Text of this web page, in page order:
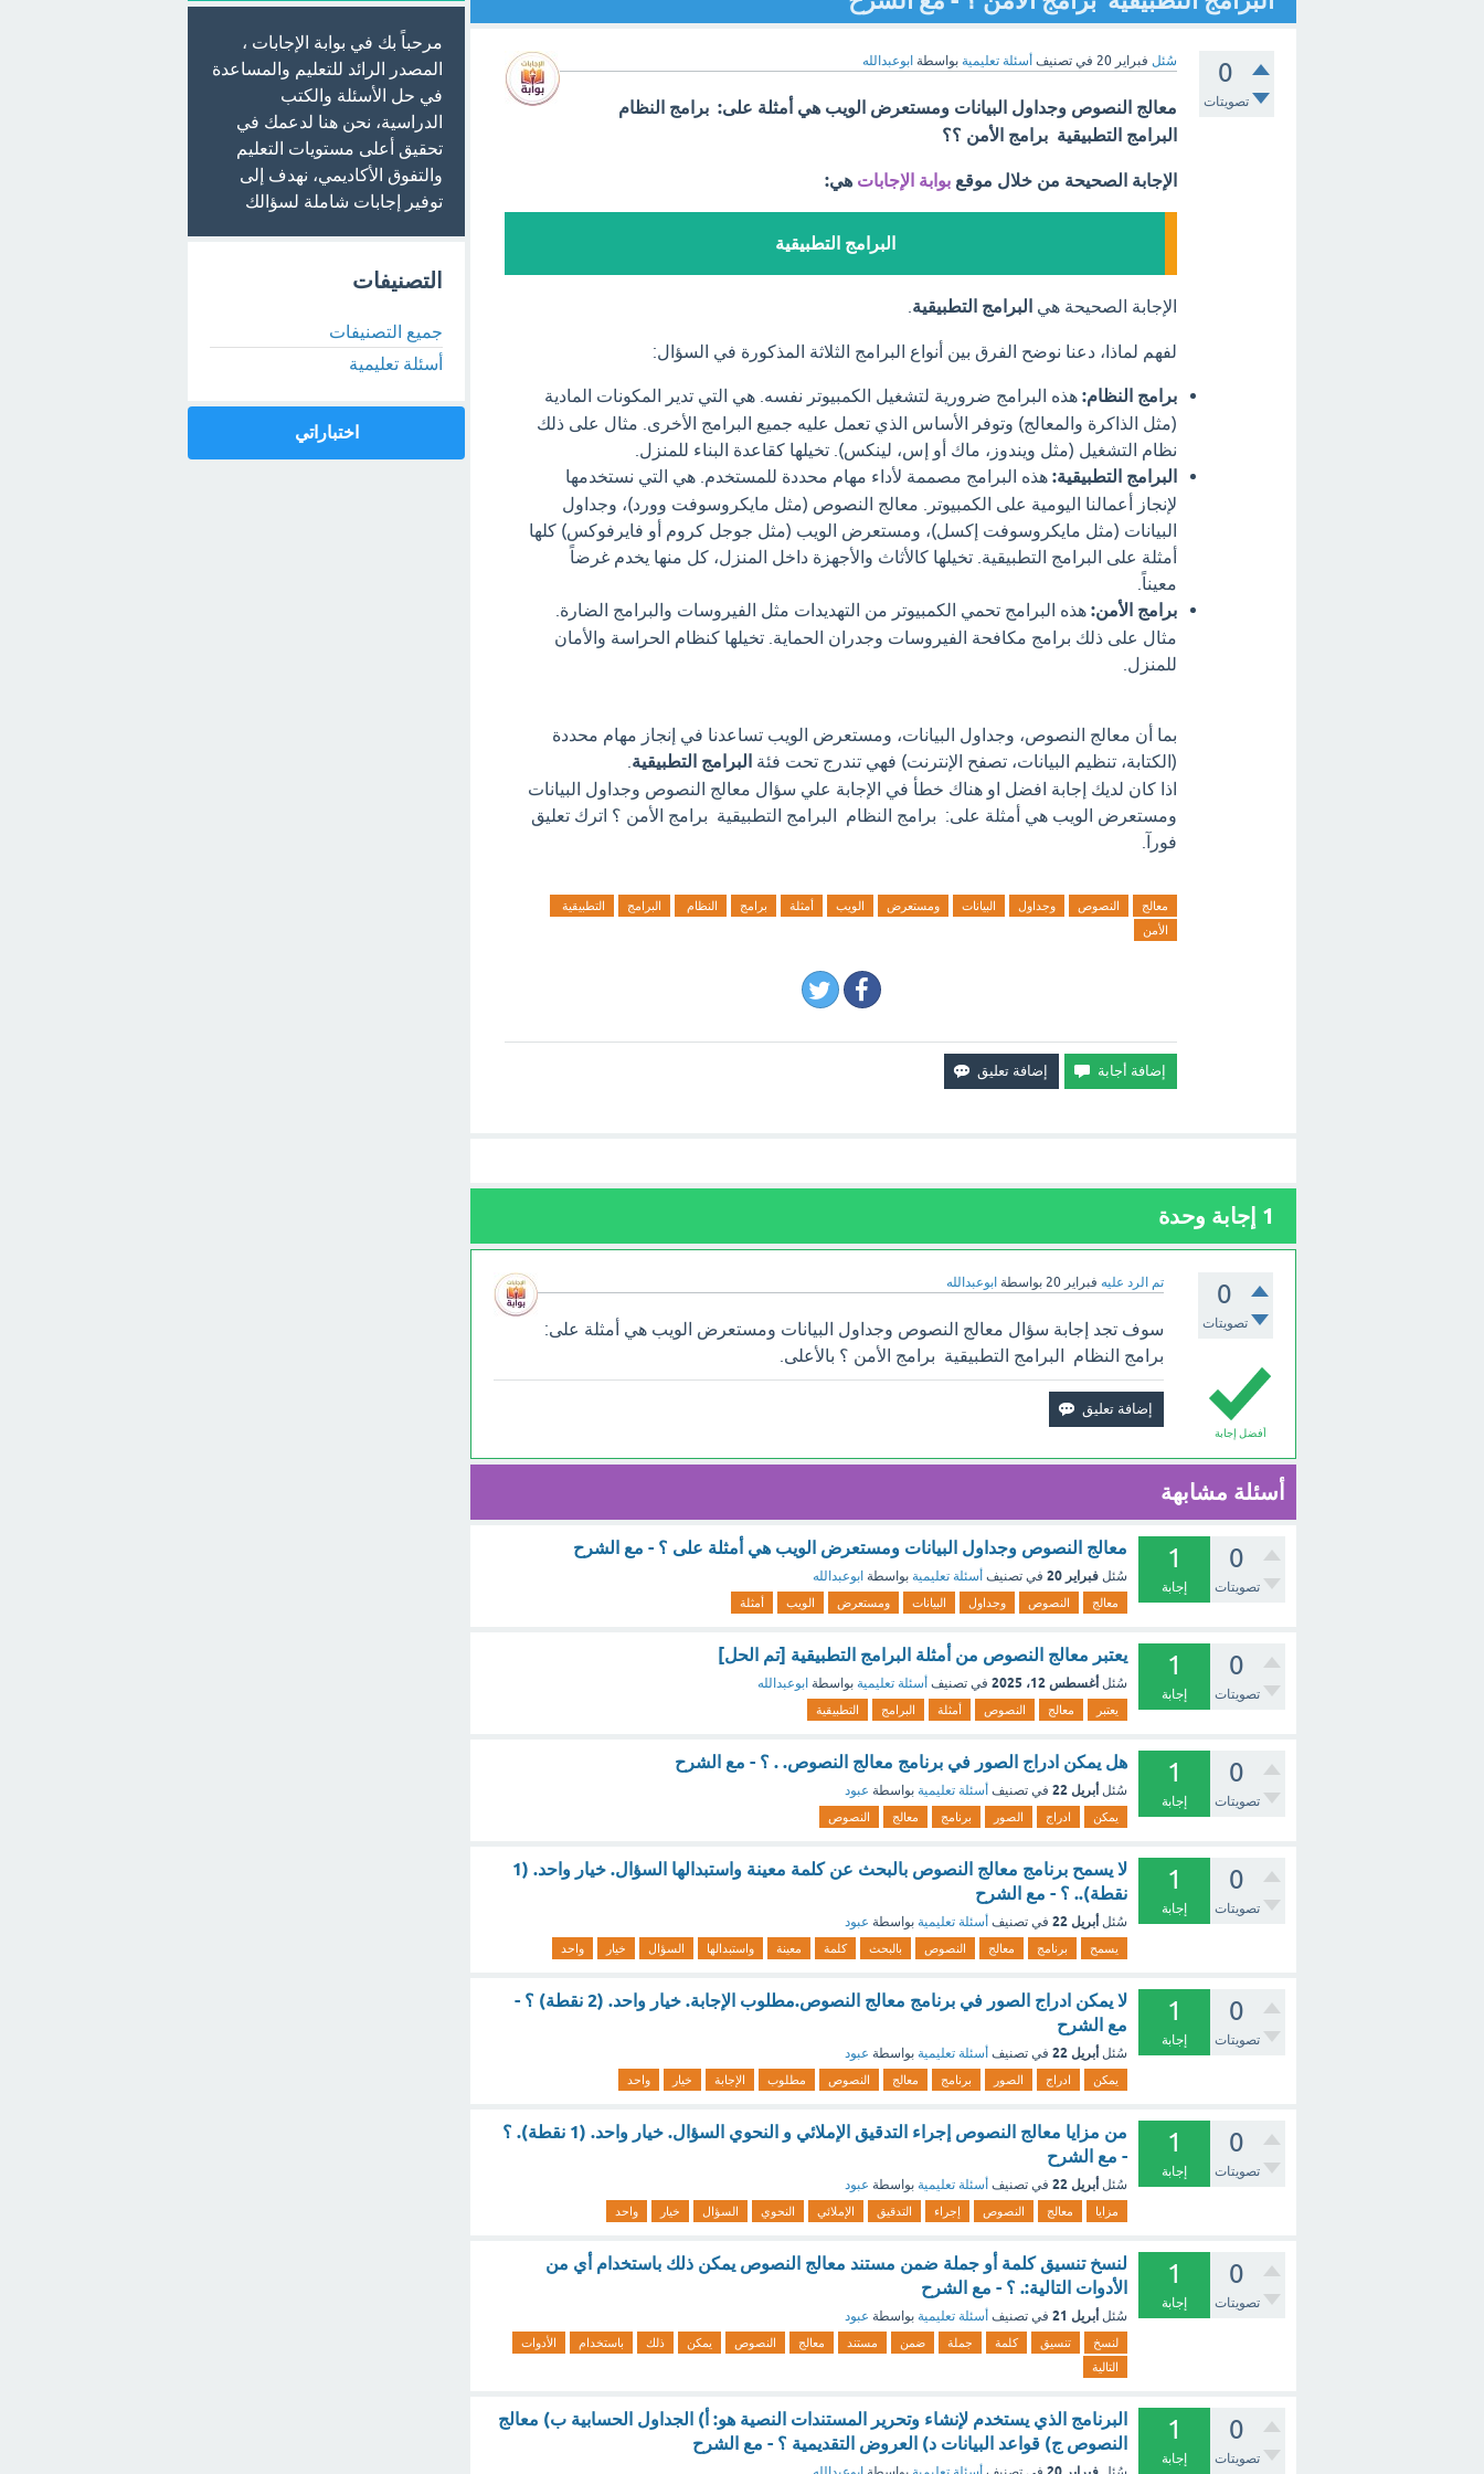
0
تصويتات
سُئل فبراير 20 في تصنيف أسئلة تعليمية بواسطة ابوعبدالله
معالج النصوص وجداول البيانات ومستعرض الويب هي أمثلة على: برامج النظام
البرامج التطبيقية برامج الأمن ؟؟
الإجابة الصحيحة من خلال موقع بوابة الإجابات هي:
البرامج التطبيقية
الإجابة الصحيحة هي البرامج التطبيقية
لفهم لماذا، دعنا نوضح الفرق بين أنواع البرامج الثلاثة المذكورة في السؤال:
برامج النظام: هذه البرامج ضرورية لتشغيل الكمبيوتر نفسه. هي التي تدير المكونات المادية
(مثل الذاكرة والمعالج) وتوفر الأساس الذي تعمل عليه جميع البرامج الأخرى. مثال على ذلك
نظام التشغيل (مثل ويندوز، ماك أو إس، لينكس). تخيلها كقاعدة البناء للمنزل.
البرامج التطبيقية: هذه البرامج مصممة لأداء مهام محددة للمستخدم. هي التي نستخدمها
لإنجاز أعمالنا اليومية على الكمبيوتر. معالج النصوص (مثل مايكروسوفت وورد)، وجداول
البيانات (مثل مايكروسوفت إكسل)، ومستعرض الويب (مثل جوجل كروم أو فايرفوكس) كلها
أمثلة على البرامج التطبيقية. تخيلها كالأثاث والأجهزة داخل المنزل، كل منها يخدم غرضاً
معيناً.
برامج الأمن: هذه البرامج تحمي الكمبيوتر من التهديدات مثل الفيروسات والبرامج الضارة.
مثال على ذلك برامج مكافحة الفيروسات وجدران الحماية. تخيلها كنظام الحراسة والأمان
للمنزل.
بما أن معالج النصوص، وجداول البيانات، ومستعرض الويب تساعدنا في إنجاز مهام محددة
(الكتابة، تنظيم البيانات، تصفح الإنترنت) فهي تندرج تحت فئة البرامج التطبيقية
اذا كان لديك إجابة افضل او هناك خطأ في الإجابة علي سؤال معالج النصوص وجداول البيانات
ومستعرض الويب هي أمثلة على: برامج النظام البرامج التطبيقية برامج الأمن ؟ اترك تعليق
فورآ.
معالج النصوص وجداول البيانات ومستعرض الويب أمثلة برامج النظام البرامج
التطبيقية
الأمن
1 إجابة وحدة
0
تصويتات
تم الرد عليه فبراير 20 بواسطة ابوعبدالله
أفضل إجابة
سوف تجد إجابة سؤال معالج النصوص وجداول البيانات ومستعرض الويب هي أمثلة على:
برامج النظام البرامج التطبيقية برامج الأمن ؟ بالأعلى.
أسئلة مشابهة
0
تصويتات
1
إجابة
معالج النصوص وجداول البيانات ومستعرض الويب هي أمثلة على ؟ - مع الشرح
سُئل فبراير 20 في تصنيف أسئلة تعليمية بواسطة ابوعبدالله
معالج النصوص وجداول البيانات ومستعرض الويب أمثلة
0
تصويتات
1
إجابة
يعتبر معالج النصوص من أمثلة البرامج التطبيقية [تم الحل]
سُئل أغسطس 12، 2025 في تصنيف أسئلة تعليمية بواسطة ابوعبدالله
يعتبر معالج النصوص أمثلة البرامج التطبيقية
0
تصويتات
1
إجابة
هل يمكن ادراج الصور في برنامج معالج النصوص. . ؟ - مع الشرح
سُئل أبريل 22 في تصنيف أسئلة تعليمية بواسطة عبود
يمكن ادراج الصور برنامج معالج النصوص
0
تصويتات
1
إجابة
لا يسمح برنامج معالج النصوص بالبحث عن كلمة معينة واستبدالها السؤال. خيار واحد. (1
نقطة).. ؟ - مع الشرح
سُئل أبريل 22 في تصنيف أسئلة تعليمية بواسطة عبود
يسمح برنامج معالج النصوص بالبحث كلمة معينة واستبدالها السؤال خيار واحد
0
تصويتات
1
إجابة
لا يمكن ادراج الصور في برنامج معالج النصوص.مطلوب الإجابة. خيار واحد. (2 نقطة) ؟ -
مع الشرح
سُئل أبريل 22 في تصنيف أسئلة تعليمية بواسطة عبود
يمكن ادراج الصور برنامج معالج النصوص مطلوب الإجابة خيار واحد
0
تصويتات
1
إجابة
من مزايا معالج النصوص إجراء التدقيق الإملائي و النحوي السؤال. خيار واحد. (1 نقطة). ؟
- مع الشرح
سُئل أبريل 22 في تصنيف أسئلة تعليمية بواسطة عبود
مزايا معالج النصوص إجراء التدقيق الإملائي النحوي السؤال خيار واحد
0
تصويتات
1
إجابة
لنسخ تنسيق كلمة أو جملة ضمن مستند معالج النصوص يمكن ذلك باستخدام أي من
الأدوات التالية:. ؟ - مع الشرح
سُئل أبريل 21 في تصنيف أسئلة تعليمية بواسطة عبود
لنسخ تنسيق كلمة جملة ضمن مستند معالج النصوص يمكن ذلك باستخدام
الأدوات
التالية
0
تصويتات
1
إجابة
البرنامج الذي يستخدم لإنشاء وتحرير المستندات النصية هو: أ) الجداول الحسابية ب) معالج
النصوص ج) قواعد البيانات د) العروض التقديمية ؟ - مع الشرح
مرحباً بك في بوابة الإجابات ،
المصدر الرائد للتعليم والمساعدة
في حل الأسئلة والكتب
الدراسية، نحن هنا لدعمك في
تحقيق أعلى مستويات التعليم
والتفوق الأكاديمي، نهدف إلى
توفير إجابات شاملة لسؤالك
التصنيفات
جميع التصنيفات
أسئلة تعليمية
اختباراتي